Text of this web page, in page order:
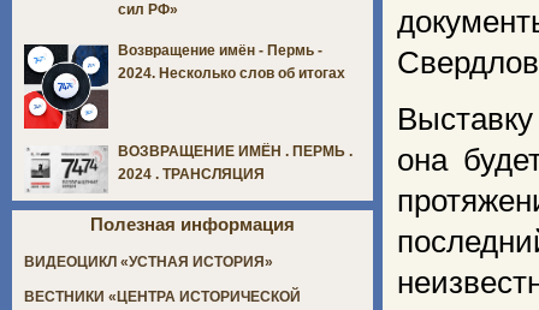
она
сил РФ»
Возвращение имён - Пермь -
2024. Несколько слов об итогах
ВОЗВРАЩЕНИЕ ИМЁН . ПЕРМЬ .
2024 . ТРАНСЛЯЦИЯ
Полезная информация
ВИДЕОЦИКЛ «УСТНАЯ ИСТОРИЯ»
ВЕСТНИКИ «ЦЕНТРА ИСТОРИЧЕСКОЙ